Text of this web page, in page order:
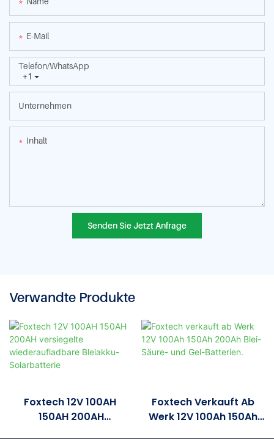
E-Mail
+1
Telefon/WhatsApp
Unternehmen
Inhalt
Senden Sie Jetzt Anfrage
Verwandte Produkte
Foxtech 12V 100AH ​​
150AH 200AH
Foxtech Verkauft Ab
Werk 12V 100Ah 150Ah